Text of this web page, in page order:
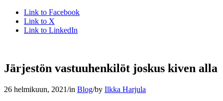
Link to Facebook
Link to X
Link to LinkedIn
Järjestön vastuuhenkilöt joskus kiven alla
26 helmikuun, 2021/in Blog/by Ilkka Harjula